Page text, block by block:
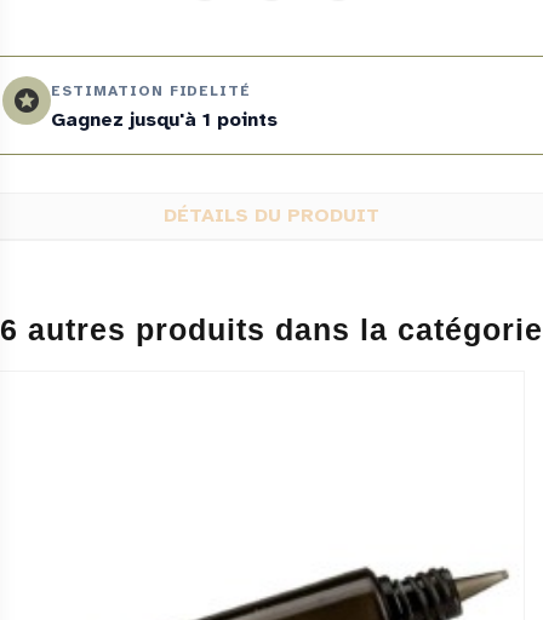
stars ESTIMATION FIDELITÉ
Gagnez jusqu'à 1 points
DÉTAILS DU PRODUIT
autres produits dans la catégorie